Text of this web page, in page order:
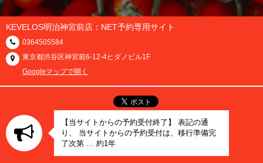
KEVELOS明治神宮前店：NET予約専用サイト
0364505584
東京都渋谷区神宮前6-12-4ヒダノビル1F
Googleマップで開く
【当サイトからの予約受付終了】 表記の通
り、 当サイトからの予約受付は、移行準備完
了次第 … 約1年